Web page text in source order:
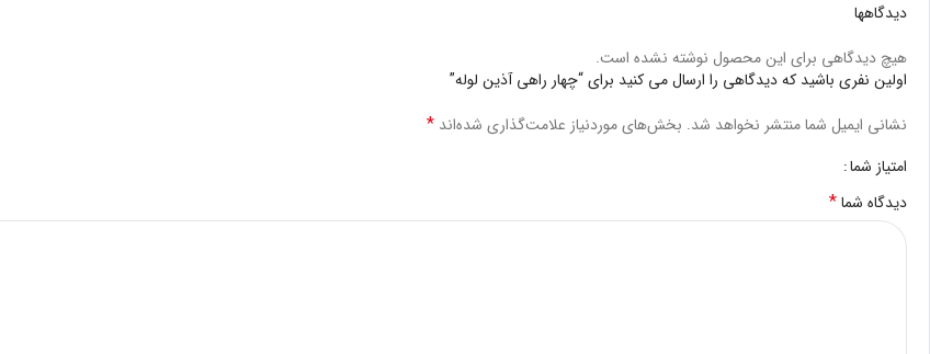
دیدگاهها
هیچ دیدگاهی برای این محصول نوشته نشده است.
اولین نفری باشید که دیدگاهی را ارسال می کنید برای “چهار راهی آذین لوله”
نشانی ایمیل شما منتشر نخواهد شد. بخش‌های موردنیاز علامت‌گذاری شده‌اند *
امتیاز شما
دیدگاه شما*